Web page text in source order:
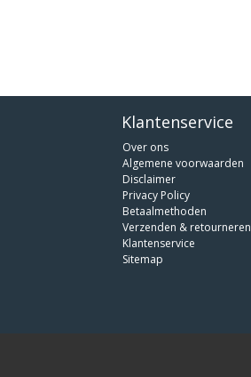
Klantenservice
Over ons
Algemene voorwaarden
Disclaimer
Privacy Policy
Betaalmethoden
Verzenden & retourneren
Klantenservice
Sitemap